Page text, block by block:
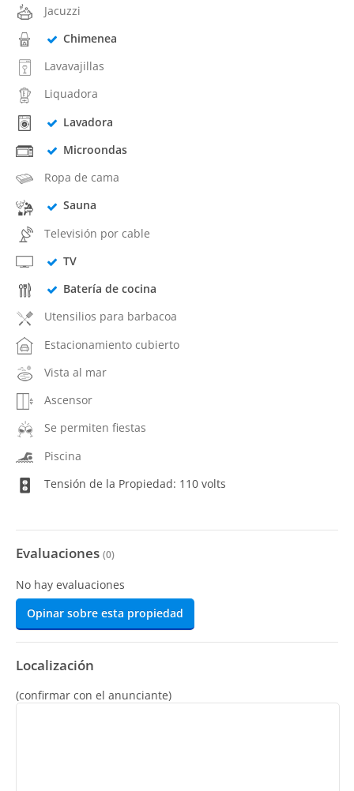
Jacuzzi
Chimenea
Lavavajillas
Liquadora
Lavadora
Microondas
Ropa de cama
Sauna
Televisión por cable
TV
Batería de cocina
Utensilios para barbacoa
Estacionamiento cubierto
Vista al mar
Ascensor
Se permiten fiestas
Piscina
Tensión de la Propiedad: 110 volts
Evaluaciones (0)
No hay evaluaciones
Opinar sobre esta propiedad
Localización
(confirmar con el anunciante)